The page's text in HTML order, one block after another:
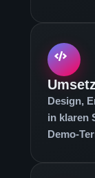
Design,
in klaren
Demo-